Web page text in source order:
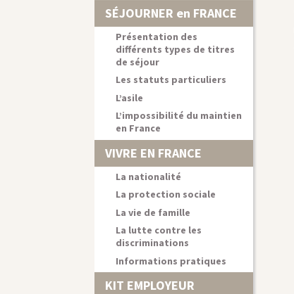
SÉJOURNER en FRANCE
Présentation des
différents types de titres
de séjour
Les statuts particuliers
L’asile
L’impossibilité du maintien
en France
VIVRE EN FRANCE
La nationalité
La protection sociale
La vie de famille
La lutte contre les
discriminations
Informations pratiques
KIT EMPLOYEUR